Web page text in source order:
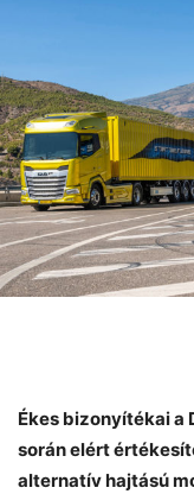
Ékes bizonyítékai a
során elért
alternatív hajtású